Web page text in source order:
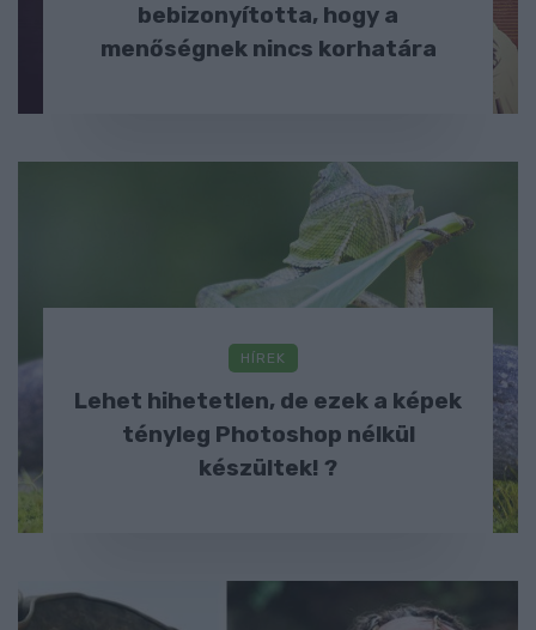
bebizonyította, hogy a
menőségnek nincs korhatára
HÍREK
Lehet hihetetlen, de ezek a képek
tényleg Photoshop nélkül
készültek! ?